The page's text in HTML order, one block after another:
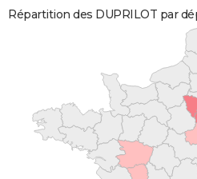
Répartition des DUPRILOT par